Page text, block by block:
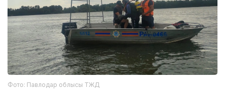
Фото: Павлодар облысы ТЖД